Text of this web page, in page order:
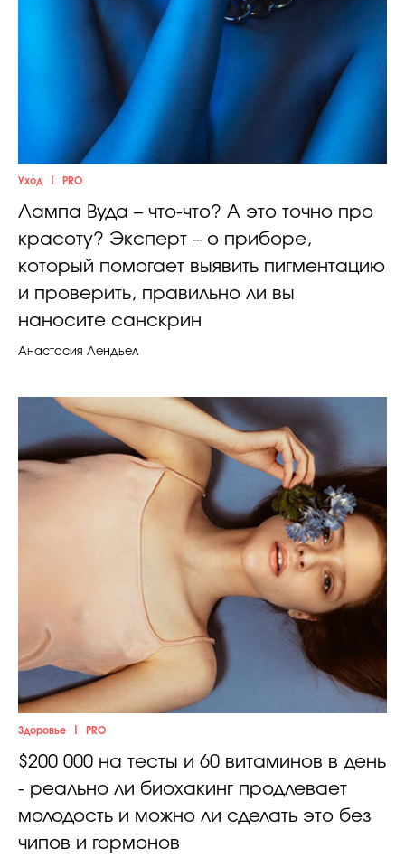
Celebrity дня
Интервью со звездой
Beauty- битвы
Тесты
Викторины
Уход PRO
Лампа Вуда – что-что? А это точно про
красоту? Эксперт – о приборе,
который помогает выявить пигментацию
и проверить, правильно ли вы
наносите санскрин
Анастасия Лендьел
Здоровье PRO
$200 000 на тесты и 60 витаминов в день
- реально ли биохакинг продлевает
молодость и можно ли сделать это без
чипов и гормонов